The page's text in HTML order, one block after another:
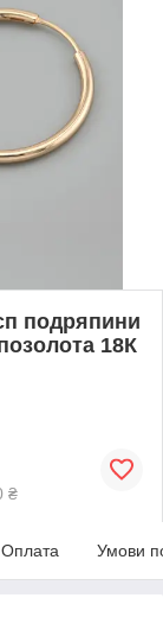
подряпини
18К
₴
Оплата Умови